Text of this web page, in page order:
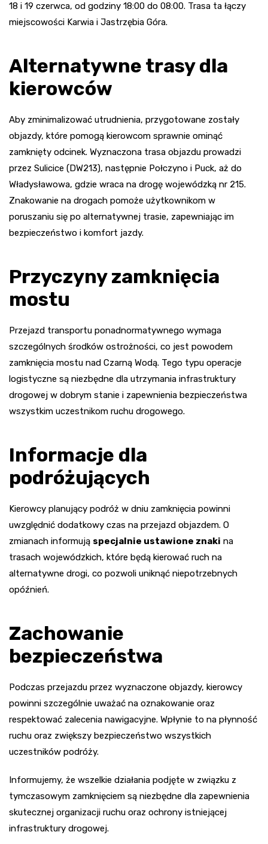
18 i 19 czerwca, od godziny 18:00 do 08:00. Trasa ta łączy
miejscowości Karwia i Jastrzębia Góra.
Alternatywne trasy dla
kierowców
Aby zminimalizować utrudnienia, przygotowane zostały
objazdy, które pomogą kierowcom sprawnie ominąć
zamknięty odcinek. Wyznaczona trasa objazdu prowadzi
przez Sulicice (DW213), następnie Połczyno i Puck, aż do
Władysławowa, gdzie wraca na drogę wojewódzką nr 215.
Znakowanie na drogach pomoże użytkownikom w
poruszaniu się po alternatywnej trasie, zapewniając im
bezpieczeństwo i komfort jazdy.
Przyczyny zamknięcia
mostu
Przejazd transportu ponadnormatywnego wymaga
szczególnych środków ostrożności, co jest powodem
zamknięcia mostu nad Czarną Wodą. Tego typu operacje
logistyczne są niezbędne dla utrzymania infrastruktury
drogowej w dobrym stanie i zapewnienia bezpieczeństwa
wszystkim uczestnikom ruchu drogowego.
Informacje dla
podróżujących
Kierowcy planujący podróż w dniu zamknięcia powinni
uwzględnić dodatkowy czas na przejazd objazdem. O
zmianach informują specjalnie ustawione znaki na
trasach wojewódzkich, które będą kierować ruch na
alternatywne drogi, co pozwoli uniknąć niepotrzebnych
opóźnień.
Zachowanie
bezpieczeństwa
Podczas przejazdu przez wyznaczone objazdy, kierowcy
powinni szczególnie uważać na oznakowanie oraz
respektować zalecenia nawigacyjne. Wpłynie to na płynność
ruchu oraz zwiększy bezpieczeństwo wszystkich
uczestników podróży.
Informujemy, że wszelkie działania podjęte w związku z
tymczasowym zamknięciem są niezbędne dla zapewnienia
skutecznej organizacji ruchu oraz ochrony istniejącej
infrastruktury drogowej.